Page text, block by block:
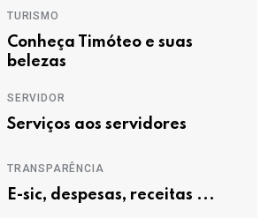
TURISMO
Conheça Timóteo e suas
belezas
SERVIDOR
Serviços aos servidores
TRANSPARÊNCIA
E-sic, despesas, receitas ...